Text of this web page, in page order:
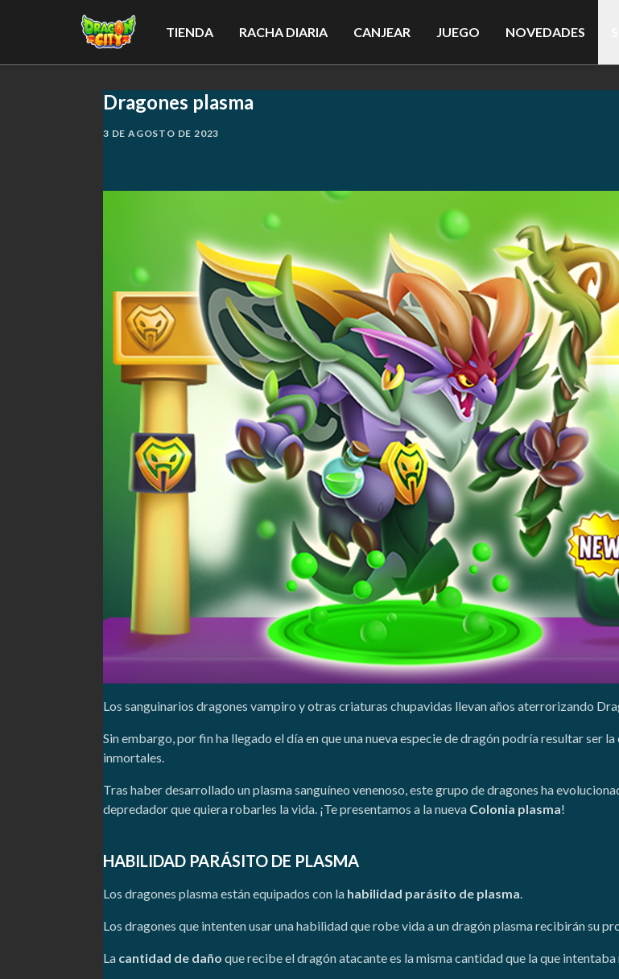
TIENDA RACHA DIARIA CANJEAR JUEGO NOVEDADES
Dragones plasma
3 DE AGOSTO DE 2023
Los sanguinarios dragones vampiro y otras criaturas chupavidas llevan años aterrorizando
Sin embargo, por fin ha llegado el día en que una nueva especie de dragón podría resultar ser
inmortales.
Tras haber desarrollado un plasma sanguíneo venenoso, este grupo de dragones ha
depredador que quiera robarles la vida. ¡Te presentamos a la nueva Colonia plasma!
HABILIDAD PARÁSITO DE PLASMA
Los dragones plasma están equipados con la habilidad parásito de plasma.
Los dragones que intenten usar una habilidad que robe vida a un dragón plasma recibirán su
La cantidad de daño que recibe el dragón atacante es la misma cantidad que la que